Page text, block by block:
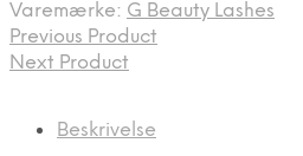
Varemærke: G Beauty Lashes
Previous Product
Next Product
Beskrivelse